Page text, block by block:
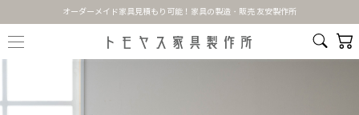
オーダーメイド家具見積もり可能！家具の製造・販売 友安製作所